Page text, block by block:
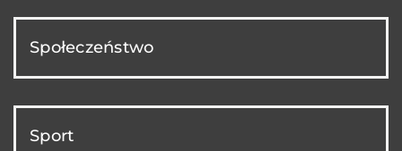
Społeczeństwo
Sport